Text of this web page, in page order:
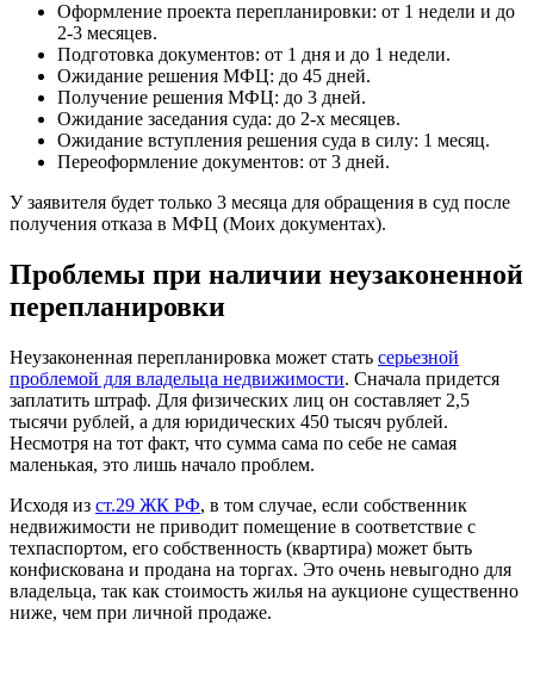
Оформление проекта перепланировки: от 1 недели и до
2-3 месяцев.
Подготовка документов: от 1 дня и до 1 недели.
Ожидание решения МФЦ: до 45 дней.
Получение решения МФЦ: до 3 дней.
Ожидание заседания суда: до 2-х месяцев.
Ожидание вступления решения суда в силу: 1 месяц.
Переоформление документов: от 3 дней.
У заявителя будет только 3 месяца для обращения в суд после
получения отказа в МФЦ (Моих документах).
Проблемы при наличии неузаконенной
перепланировки
Неузаконенная перепланировка может стать серьезной
проблемой для владельца недвижимости. Сначала придется
заплатить штраф. Для физических лиц он составляет 2,5
тысячи рублей, а для юридических 450 тысяч рублей.
Несмотря на тот факт, что сумма сама по себе не самая
маленькая, это лишь начало проблем.
Исходя из ст.29 ЖК РФ, в том случае, если собственник
недвижимости не приводит помещение в соответствие с
техпаспортом, его собственность (квартира) может быть
конфискована и продана на торгах. Это очень невыгодно для
владельца, так как стоимость жилья на аукционе существенно
ниже, чем при личной продаже.